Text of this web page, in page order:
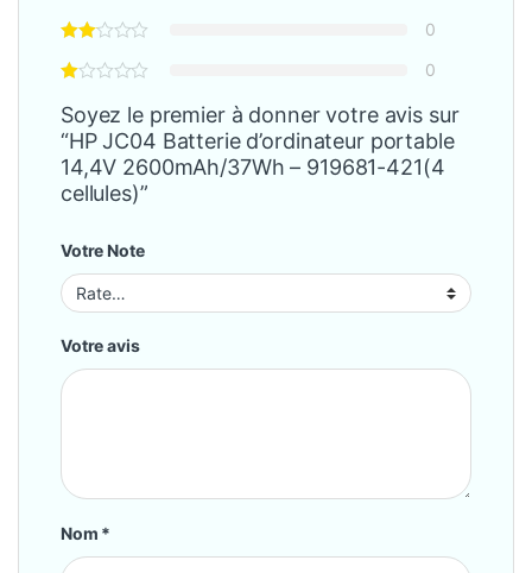
0
0
Soyez le premier à donner votre avis sur
“HP JC04 Batterie d’ordinateur portable
14,4V 2600mAh/37Wh – 919681-421(4
cellules)”
Votre Note
Votre avis
Nom *